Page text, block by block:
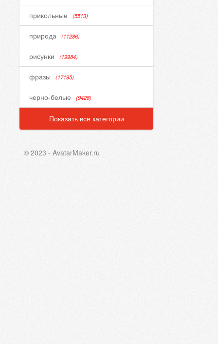
прикольные (5513)
природа (11286)
рисунки (19984)
фразы (17195)
черно-белые (9428)
Показать все категории
© 2023 - AvatarMaker.ru